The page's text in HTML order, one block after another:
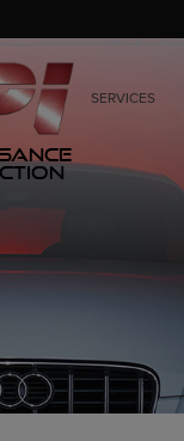
SERVICES